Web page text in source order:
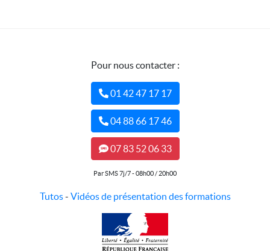
Pour nous contacter :
01 42 47 17 17
04 88 66 17 46
07 83 52 06 33
Par SMS 7j/7 - 08h00 / 20h00
Tutos- Vidéos de présentation des formations